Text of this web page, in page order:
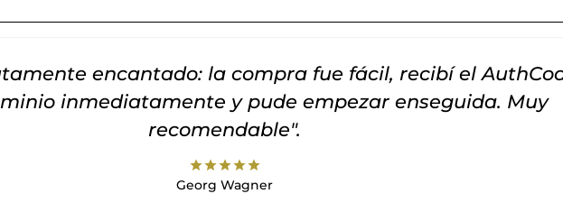
encantado: la compra fue fácil, recibí el
inmediatamente y pude empezar enseguida. Muy
recomendable".
starstarstarstarstar
Georg Wagner